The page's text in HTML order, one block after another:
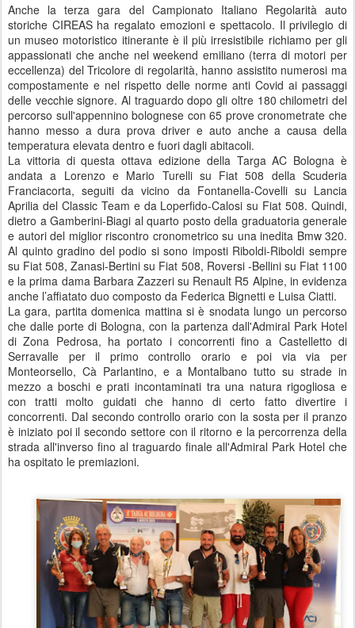
Anche la terza gara del Campionato Italiano Regolarità auto
storiche CIREAS ha regalato emozioni e spettacolo. Il privilegio di
un museo motoristico itinerante è il più irresistibile richiamo per gli
appassionati che anche nel weekend emiliano (terra di motori per
eccellenza) del Tricolore di regolarità, hanno assistito numerosi ma
compostamente e nel rispetto delle norme anti Covid ai passaggi
delle vecchie signore. Al traguardo dopo gli oltre 180 chilometri del
percorso sull'appennino bolognese con 65 prove cronometrate che
hanno messo a dura prova driver e auto anche a causa della
temperatura elevata dentro e fuori dagli abitacoli.
La vittoria di questa ottava edizione della Targa AC Bologna è
andata a Lorenzo e Mario Turelli su Fiat 508 della Scuderia
Franciacorta, seguiti da vicino da Fontanella-Covelli su Lancia
Aprilia del Classic Team e da Loperfido-Calosi su Fiat 508. Quindi,
dietro a Gamberini-Biagi al quarto posto della graduatoria generale
e autori del miglior riscontro cronometrico su una inedita Bmw 320.
Al quinto gradino del podio si sono imposti Riboldi-Riboldi sempre
su Fiat 508, Zanasi-Bertini su Fiat 508, Roversi -Bellini su Fiat 1100
e la prima dama Barbara Zazzeri su Renault R5 Alpine, in evidenza
anche l’affiatato duo composto da Federica Bignetti e Luisa Ciatti.
La gara, partita domenica mattina si è snodata lungo un percorso
che dalle porte di Bologna, con la partenza dall'Admiral Park Hotel
di Zona Pedrosa, ha portato i concorrenti fino a Castelletto di
Serravalle per il primo controllo orario e poi via via per
Monteorsello, Cà Parlantino, e a Montalbano tutto su strade in
mezzo a boschi e prati incontaminati tra una natura rigogliosa e
con tratti molto guidati che hanno di certo fatto divertire i
concorrenti. Dal secondo controllo orario con la sosta per il pranzo
è iniziato poi il secondo settore con il ritorno e la percorrenza della
strada all'inverso fino al traguardo finale all'Admiral Park Hotel che
ha ospitato le premiazioni.